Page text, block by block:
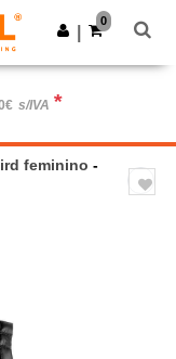
Obter app
0
s/IVA *
feminino -